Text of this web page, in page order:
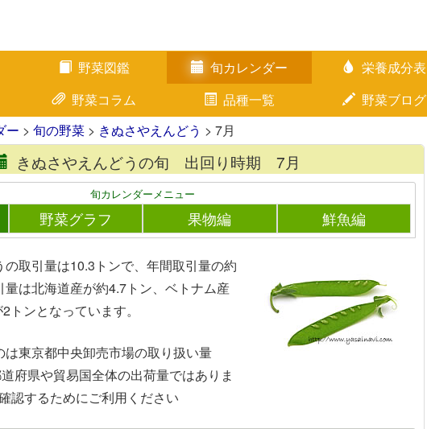
野菜図鑑 旬カレンダー 栄養成分表
野菜コラム 品種一覧 野菜ブログ
ー > 旬の野菜 > きぬさやえんどう > 7月
きぬさやえんどうの旬 出回り時期 7月
旬カレンダーメニュー
野菜グラフ 果物編 鮮魚編
取引量は10.3トンで、年間取引量の約
は北海道産が約4.7トン、ベトナム産
トンとなっています。
東京都中央卸売市場の取り扱い量
府県や貿易国全体の出荷量ではありま
認するためにご利用ください